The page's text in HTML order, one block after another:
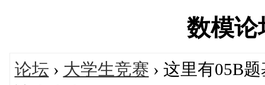
数模论
论坛 › 大学生竞赛 › 这里有05B